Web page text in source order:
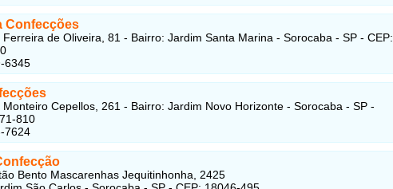
Confecções
Ferreira de Oliveira, 81 - Bairro: Jardim Santa Marina - Sorocaba - SP - CEP:
6345
Monteiro Cepellos, 261 - Bairro: Jardim Novo Horizonte - Sorocaba - SP -
810
7624
Bento Mascarenhas Jequitinhonha, 2425